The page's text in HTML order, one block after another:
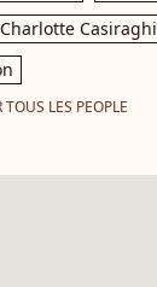
Charlotte Casiraghi
TOUS LES PEOPLE